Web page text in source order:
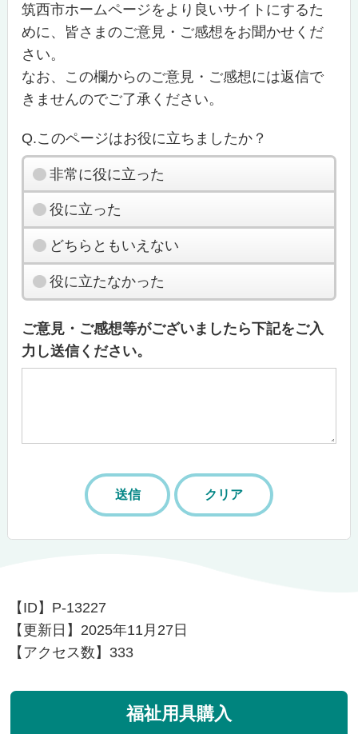
筑西市ホームページをより良いサイトにするた
めに、皆さまのご意見・ご感想をお聞かせくだ
さい。
なお、この欄からのご意見・ご感想には返信で
きませんのでご了承ください。
Q.このページはお役に立ちましたか？
非常に役に立った
役に立った
どちらともいえない
役に立たなかった
ご意見・ご感想等がございましたら下記をご入
力し送信ください。
【ID】 P-13227
【更新日】 2025年11月27日
【アクセス数】 333
福祉用具購入